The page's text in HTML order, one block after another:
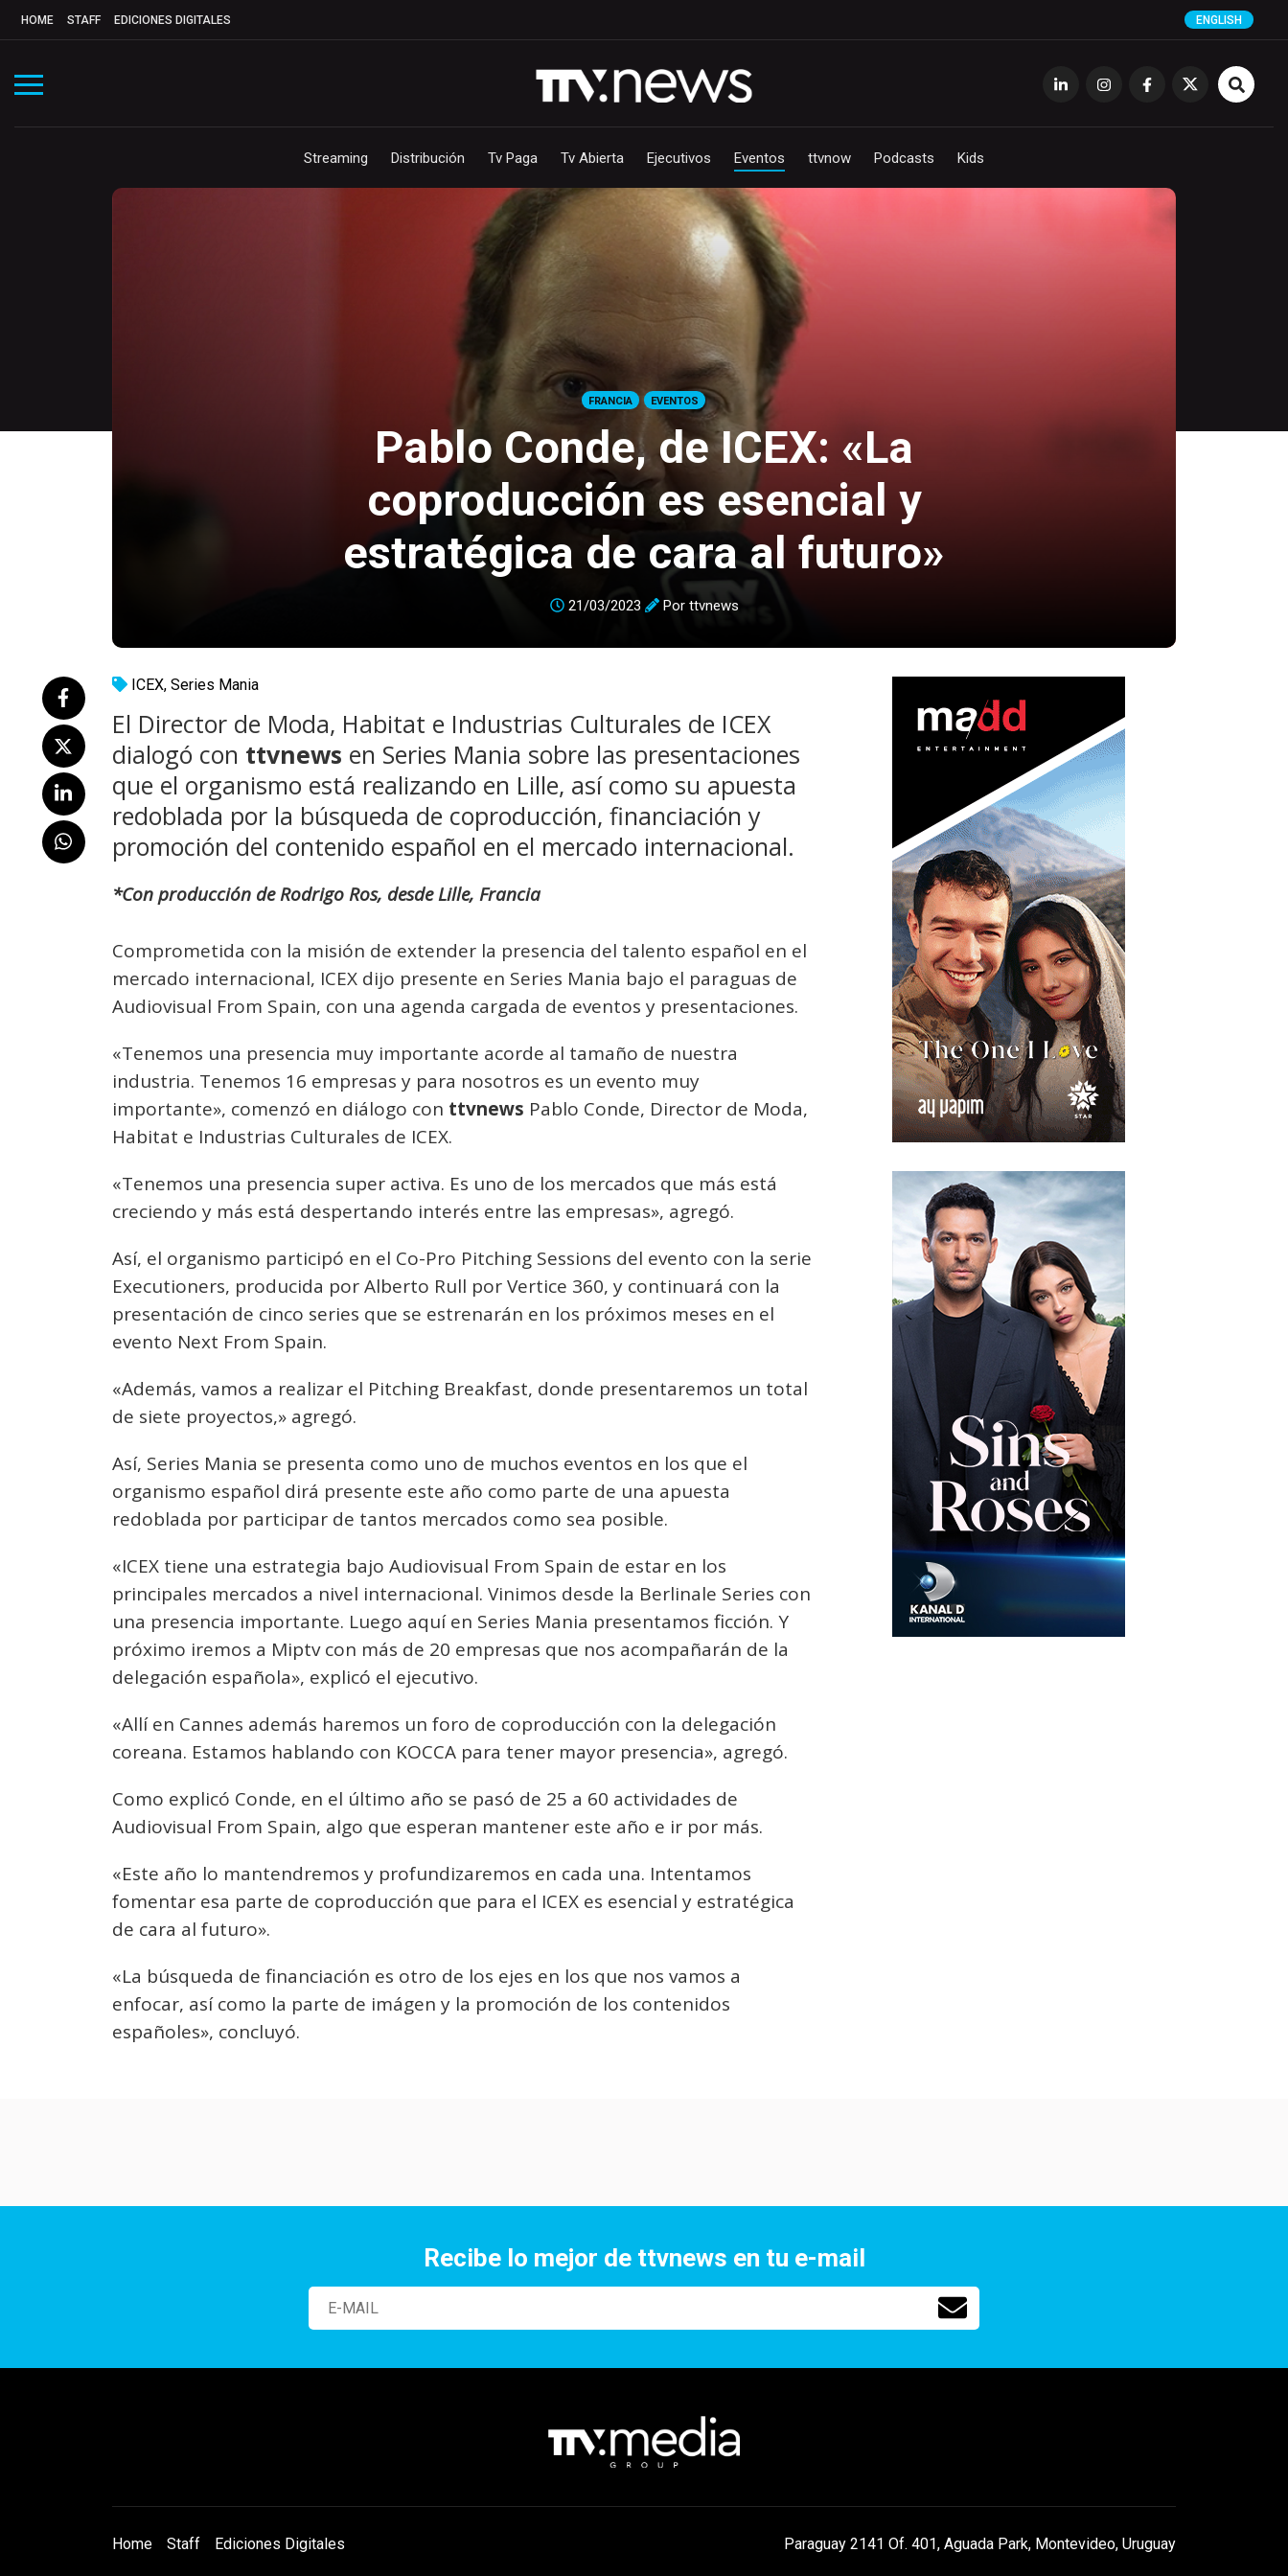
HOME STAFF EDICIONES DIGITALES ENGLISH
Streaming Distribución Tv Paga Tv Abierta Ejecutivos Eventos ttvnow Podcasts Kids
FRANCIA EVENTOS
Pablo Conde, de ICEX: «La
coproducción es esencial y
estratégica de cara al futuro»
21/03/2023 Por ttvnews
ICEX, Series Mania
El Director de Moda, Habitat e Industrias Culturales de ICEX
dialogó con ttvnews en Series Mania sobre las presentaciones
que el organismo está realizando en Lille, así como su apuesta
redoblada por la búsqueda de coproducción, financiación y
promoción del contenido español en el mercado internacional.
*Con producción de Rodrigo Ros, desde Lille, Francia
Comprometida con la misión de extender la presencia del talento español en el
mercado internacional, ICEX dijo presente en Series Mania bajo el paraguas de
Audiovisual From Spain, con una agenda cargada de eventos y presentaciones.
«Tenemos una presencia muy importante acorde al tamaño de nuestra
industria. Tenemos 16 empresas y para nosotros es un evento muy
importante», comenzó en diálogo con ttvnews Pablo Conde, Director de Moda,
Habitat e Industrias Culturales de ICEX.
«Tenemos una presencia super activa. Es uno de los mercados que más está
creciendo y más está despertando interés entre las empresas», agregó.
Así, el organismo participó en el Co-Pro Pitching Sessions del evento con la serie
Executioners, producida por Alberto Rull por Vertice 360, y continuará con la
presentación de cinco series que se estrenarán en los próximos meses en el
evento Next From Spain.
«Además, vamos a realizar el Pitching Breakfast, donde presentaremos un total
de siete proyectos,» agregó.
Así, Series Mania se presenta como uno de muchos eventos en los que el
organismo español dirá presente este año como parte de una apuesta
redoblada por participar de tantos mercados como sea posible.
«ICEX tiene una estrategia bajo Audiovisual From Spain de estar en los
principales mercados a nivel internacional. Vinimos desde la Berlinale Series con
una presencia importante. Luego aquí en Series Mania presentamos ficción. Y
próximo iremos a Miptv con más de 20 empresas que nos acompañarán de la
delegación española», explicó el ejecutivo.
«Allí en Cannes además haremos un foro de coproducción con la delegación
coreana. Estamos hablando con KOCCA para tener mayor presencia», agregó.
Como explicó Conde, en el último año se pasó de 25 a 60 actividades de
Audiovisual From Spain, algo que esperan mantener este año e ir por más.
«Este año lo mantendremos y profundizaremos en cada una. Intentamos
fomentar esa parte de coproducción que para el ICEX es esencial y estratégica
de cara al futuro».
«La búsqueda de financiación es otro de los ejes en los que nos vamos a
enfocar, así como la parte de imágen y la promoción de los contenidos
españoles», concluyó.
Recibe lo mejor de ttvnews en tu e-mail
Home Staff Ediciones Digitales Paraguay 2141 Of. 401, Aguada Park, Montevideo, Uruguay